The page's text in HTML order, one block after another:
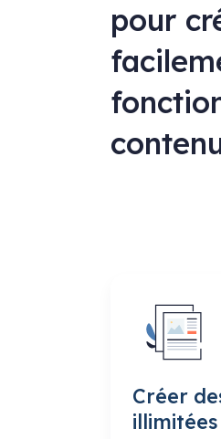
pour
Créer
illimitées